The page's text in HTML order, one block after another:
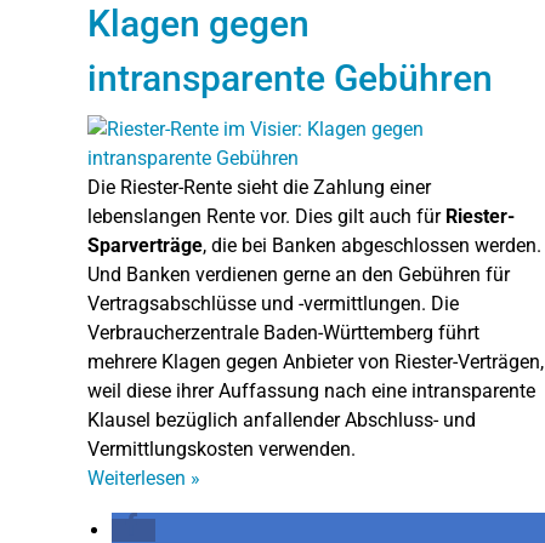
Klagen gegen
intransparente Gebühren
Die Riester-Rente sieht die Zahlung einer
lebenslangen Rente vor. Dies gilt auch für Riester-
Sparverträge, die bei Banken abgeschlossen werden.
Und Banken verdienen gerne an den Gebühren für
Vertragsabschlüsse und -vermittlungen. Die
Verbraucherzentrale Baden-Württemberg führt
mehrere Klagen gegen Anbieter von Riester-Verträgen,
weil diese ihrer Auffassung nach eine intransparente
Klausel bezüglich anfallender Abschluss- und
Vermittlungskosten verwenden.
Weiterlesen »